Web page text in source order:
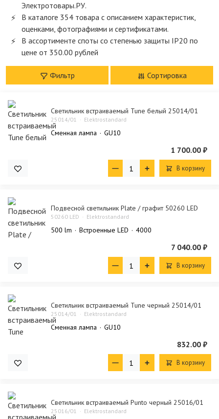
Электротовары.РУ.
В каталоге 354 товара с описанием характеристик,
оценками, фотографиями и сертификатами.
В ассортименте споты со степенью защиты IP20 по
цене от 350.00 рублей
Фильтр Сортировка
Светильник встраиваемый Tune белый 25014/01
25014/01 Elektrostandard
Сменная лампа GU10
1 700.00 ₽
В корзину
Подвесной светильник Plate / графит 50260 LED
50260 LED Elektrostandard
500 lm Встроенные LED 4000
7 040.00 ₽
В корзину
Светильник встраиваемый Tune черный 25014/01
25014/01 Elektrostandard
Сменная лампа GU10
832.00 ₽
В корзину
Светильник встраиваемый Punto черный 25016/01
25016/01 Elektrostandard